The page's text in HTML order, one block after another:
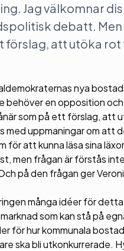
Jag välkomnar
debatt.
förslag, att utöka
nya
behöver en opposition
som på ett förslag, att
med uppmaningar om att
för att kunna läsa sina
men frågan är förstås
på den frågan ger
många idéer för
som kan stå på
för hur kommunala
ska bli utkonkurrerade.